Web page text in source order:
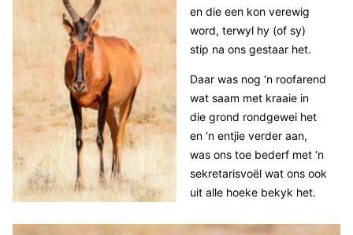
en die een kon verewig
word, terwyl hy (of sy)
stip na ons gestaar het.
Daar was nog ‘n roofarend
wat saam met kraaie in
die grond rondgewei het
en ‘n entjie verder aan,
was ons toe bederf met ‘n
sekretarisvoël wat ons ook
uit alle hoeke bekyk het.